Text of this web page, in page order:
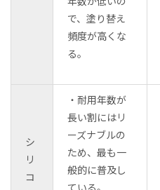
で、塗り替え
頻度が高くな
る。
シ
リ
コ
・耐用年数が
長い割にはリ
ーズナブルの
ため、最も一
般的に普及し